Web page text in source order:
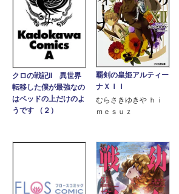
クロの戦記II 異世界
転移した僕が最強なの
はベッドの上だけのよ
うです （２）
覇剣の皇姫アルティー
ナＸＩＩ
むらさきゆきや ｈｉ
ｍｅｓｕｚ